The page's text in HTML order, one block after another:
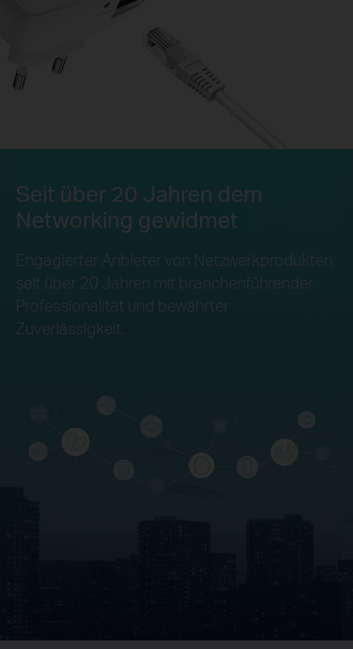
Seit über 20 Jahren dem
Networking gewidmet
Engagierter Anbieter von Netzwerkprodukten
seit über 20 Jahren mit branchenführender
Professionalität und bewährter
Zuverlässigkeit.